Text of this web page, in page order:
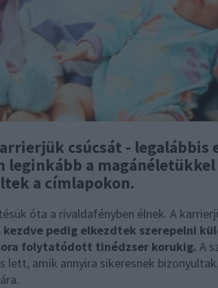
csúcsát - legalábbis
leginkább a magánéletükkel
a címlapokon.
óta a rivaldafényben élnek. A
pedig elkezdtek szerepelni
folytatódott tinédzser korukig. A
amik annyira sikeresnek